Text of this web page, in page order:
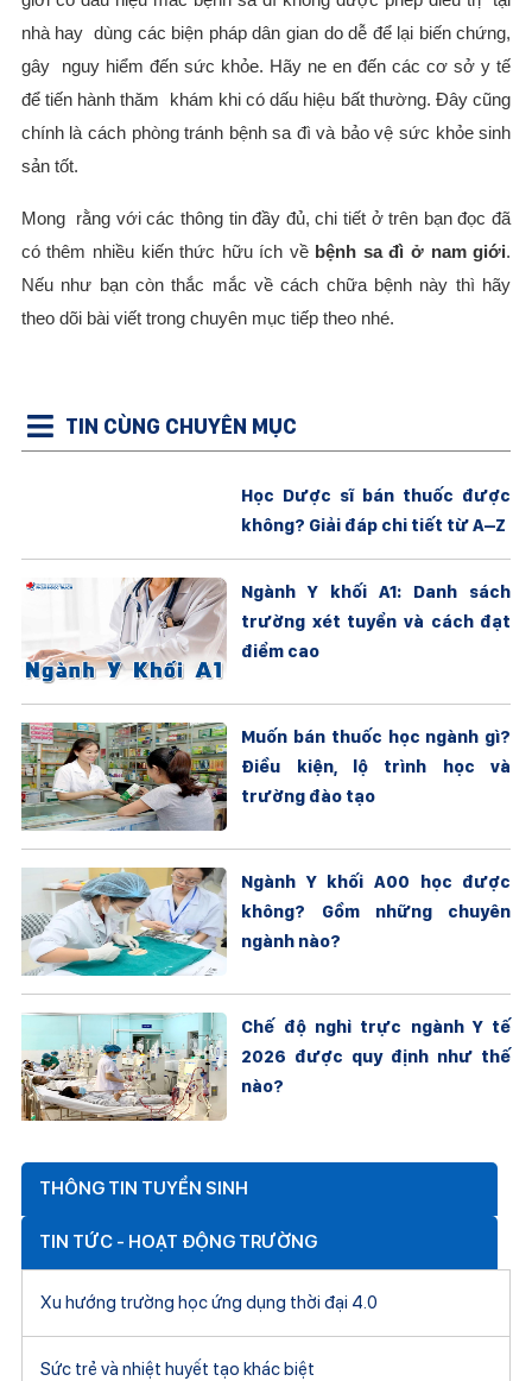
nhà hay dùng các biện pháp dân gian do dễ để lại biến chứng,
gây nguy hiểm đến sức khỏe. Hãy ne en đến các cơ sở y tế
để tiến hành thăm khám khi có dấu hiệu bất thường. Đây cũng
chính là cách phòng tránh bệnh sa đì và bảo vệ sức khỏe sinh
sản tốt.
Mong rằng với các thông tin đầy đủ, chi tiết ở trên bạn đọc đã
có thêm nhiều kiến thức hữu ích về bệnh sa đì ở nam giới.
Nếu như bạn còn thắc mắc về cách chữa bệnh này thì hãy
theo dõi bài viết trong chuyên mục tiếp theo nhé.
TIN CÙNG CHUYÊN MỤC
Học Dược sĩ bán thuốc được
không? Giải đáp chi tiết từ A–Z
Ngành Y khối A1: Danh sách
trường xét tuyển và cách đạt
điểm cao
Muốn bán thuốc học ngành gì?
Điều kiện, lộ trình học và
trường đào tạo
Ngành Y khối A00 học được
không? Gồm những chuyên
ngành nào?
Chế độ nghỉ trực ngành Y tế
2026 được quy định như thế
nào?
THÔNG TIN TUYỂN SINH
TIN TỨC - HOẠT ĐỘNG TRƯỜNG
Xu hướng trường học ứng dụng thời đại 4.0
Sức trẻ và nhiệt huyết tạo khác biệt